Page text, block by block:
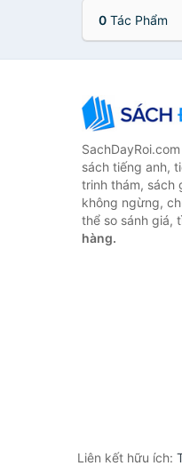
0 Tác Phẩm
sách tiếng anh,
trinh thám, sách
không ngừng,
thể so sánh giá,
hàng.
Liên kết hữu ích: